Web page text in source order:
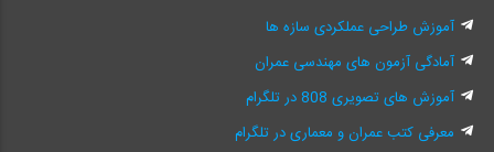
آموزش طراحی عملکردی سازه ها
آمادگی آزمون های مهندسی عمران
آموزش های تصویری 808 در تلگرام
معرفی کتب عمران و معماری در تلگرام